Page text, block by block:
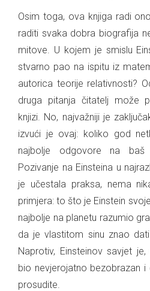
Osim toga, ova knjiga radi
raditi svaka dobra biografija
mitove. U kojem je smislu
stvarno pao na ispitu iz
autorica teorije relativnosti?
druga pitanja čitatelj može
knjizi. No, najvažniji je
izvući je ovaj: koliko god
najbolje odgovore na
Pozivanje na Einsteina u
je učestala praksa, nema
primjera: to što je Einstein
najbolje na planetu razumio
da je vlastitom sinu znao
Naprotiv, Einsteinov savjet
bio nevjerojatno bezobrazan
prosudite.